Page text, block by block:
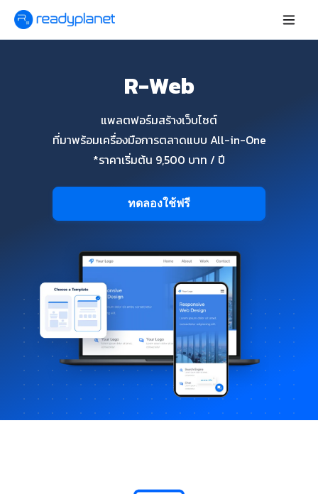
R-Web
แพลตฟอร์มสร้างเว็บไซต์
ที่มาพร้อมเครื่องมือการตลาดแบบ All-in-One
*ราคาเริ่มต้น 9,500 บาท / ปี
ทดลองใช้ฟรี